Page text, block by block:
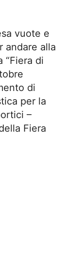
vuote e
andare alla
“Fiera di
di
per la
–
Fiera